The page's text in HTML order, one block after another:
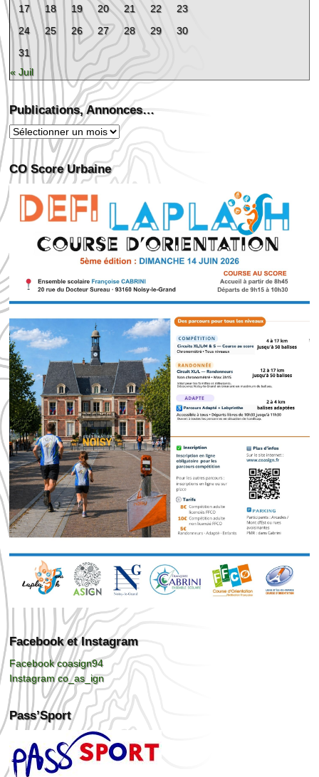
17
18 19 20 21 22
23
24
25 26 27 28 29
30
31
« Juil
Publications, Annonces…
Publications,
Annonces…
CO Score Urbaine
Facebook et Instagram
Facebook coasign94
Instagram co_as_ign
Pass’Sport